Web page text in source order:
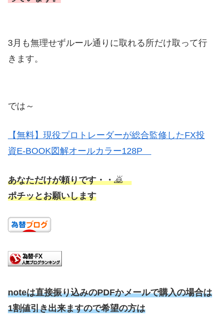
3月も無理せずルール通りに取れる所だけ取って行
きます。
では～
【無料】現役プロトレーダーが総合監修したFX投
資E-BOOK図解オールカラー128P
あなただけが頼りです・・🙇
ポチッとお願いします
noteは直接振り込みのPDFかメールで購入の場合は
1割値引き出来ますので希望の方は